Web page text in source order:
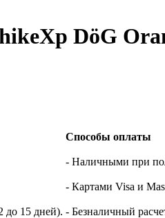
DöG
15 дней).
Способы оплаты
- Наличными при
- Картами Visa и
- Безналичный